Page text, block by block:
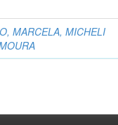
MARCELA, MICHELI